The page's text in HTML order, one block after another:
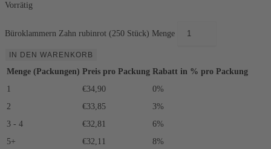
Vorrätig
Büroklammern Zahn rubinrot (250 Stück) Menge
IN DEN WARENKORB
Menge (Packungen) Preis pro Packung Rabatt in % pro Packung
1
€34,90
0%
2
€33,85
3%
3 - 4
€32,81
6%
5+
€32,11
8%